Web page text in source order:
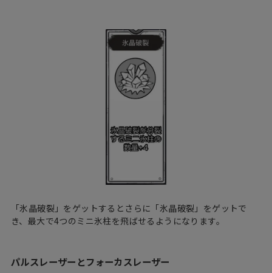
「氷晶破裂」をゲットするとさらに「氷晶破裂」をゲットで
き、最大で4つのミニ氷柱を飛ばせるようになります。
パルスレーザーとフォーカスレーザー